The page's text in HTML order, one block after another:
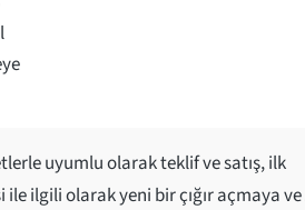
uyumlu olarak teklif ve satış, ilk
ilgili olarak yeni bir çığır açmaya ve